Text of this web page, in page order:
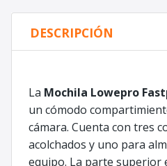
DESCRIPCIÓN
La Mochila Lowepro
un cómodo
cámara. Cuenta con tres
acolchados y uno para
equipo. La parte superior